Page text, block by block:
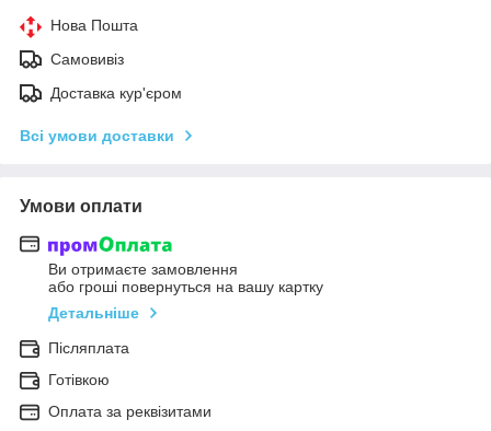
Нова Пошта
Самовивіз
Доставка кур'єром
Всі умови доставки
Умови оплати
Ви отримаєте замовлення
або гроші повернуться на вашу картку
Детальніше
Післяплата
Готівкою
Оплата за реквізитами